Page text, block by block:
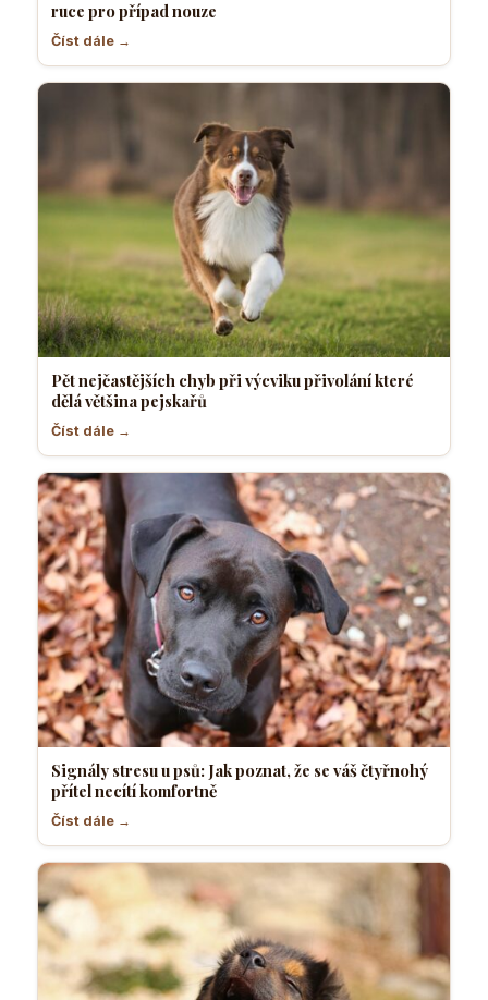
ruce pro případ nouze
Číst dále →
Pět nejčastějších chyb při výcviku přivolání které
dělá většina pejskařů
Číst dále →
Signály stresu u psů: Jak poznat, že se váš čtyřnohý
přítel necítí komfortně
Číst dále →